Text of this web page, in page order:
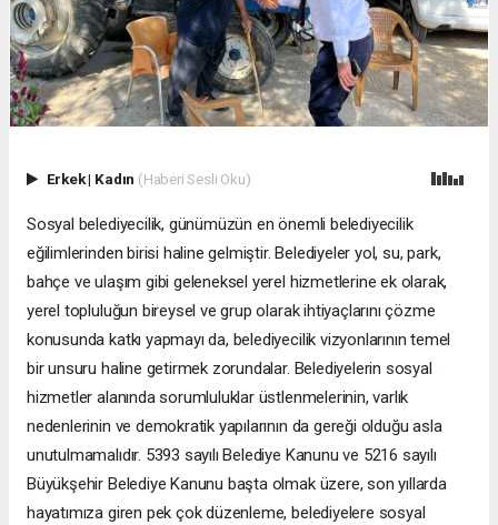
Erkek| Kadın (Haberi Sesli Oku)
Sosyal belediyecilik, günümüzün en önemli belediyecilik
eğilimlerinden birisi haline gelmiştir. Belediyeler yol, su, park,
bahçe ve ulaşım gibi geleneksel yerel hizmetlerine ek olarak,
yerel topluluğun bireysel ve grup olarak ihtiyaçlarını çözme
konusunda katkı yapmayı da, belediyecilik vizyonlarının temel
bir unsuru haline getirmek zorundalar. Belediyelerin sosyal
hizmetler alanında sorumluluklar üstlenmelerinin, varlık
nedenlerinin ve demokratik yapılarının da gereği olduğu asla
unutulmamalıdır. 5393 sayılı Belediye Kanunu ve 5216 sayılı
Büyükşehir Belediye Kanunu başta olmak üzere, son yıllarda
hayatımıza giren pek çok düzenleme, belediyelere sosyal